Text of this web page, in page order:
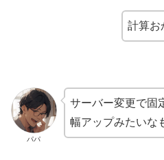
計算お
パパ
サーバー変更で固
幅アップみたいな